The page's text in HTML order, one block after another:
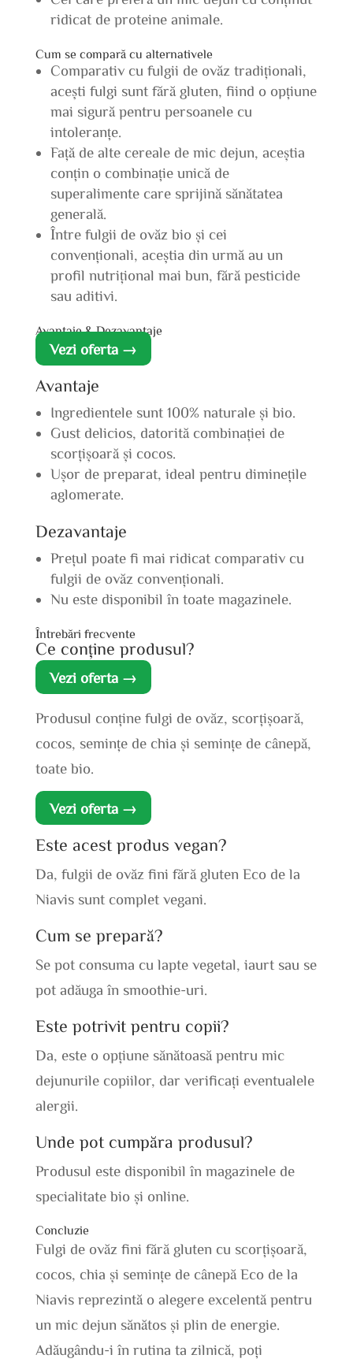
ridicat de proteine animale.
Cum se compară cu alternativele
Comparativ cu fulgii de ovăz tradiționali,
acești fulgi sunt fără gluten, fiind o opțiune
mai sigură pentru persoanele cu
intoleranțe.
Față de alte cereale de mic dejun, aceștia
conțin o combinație unică de
superalimente care sprijină sănătatea
generală.
Între fulgii de ovăz bio și cei
convenționali, aceștia din urmă au un
profil nutrițional mai bun, fără pesticide
sau aditivi.
Avantaje & Dezavantaje
Vezi oferta →
Avantaje
Ingredientele sunt 100% naturale și bio.
Gust delicios, datorită combinației de
scorțișoară și cocos.
Ușor de preparat, ideal pentru diminețile
aglomerate.
Dezavantaje
Prețul poate fi mai ridicat comparativ cu
fulgii de ovăz convenționali.
Nu este disponibil în toate magazinele.
Întrebări frecvente
Ce conține produsul?
Vezi oferta →
Produsul conține fulgi de ovăz, scorțișoară,
cocos, semințe de chia și semințe de cânepă,
toate bio.
Vezi oferta →
Este acest produs vegan?
Da, fulgii de ovăz fini fără gluten Eco de la
Niavis sunt complet vegani.
Cum se prepară?
Se pot consuma cu lapte vegetal, iaurt sau se
pot adăuga în smoothie-uri.
Este potrivit pentru copii?
Da, este o opțiune sănătoasă pentru mic
dejunurile copiilor, dar verificați eventualele
alergii.
Unde pot cumpăra produsul?
Produsul este disponibil în magazinele de
specialitate bio și online.
Concluzie
Fulgi de ovăz fini fără gluten cu scorțișoară,
cocos, chia și semințe de cânepă Eco de la
Niavis reprezintă o alegere excelentă pentru
un mic dejun sănătos și plin de energie.
Adăugându-i în rutina ta zilnică, poți